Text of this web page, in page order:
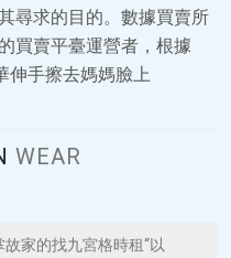
尋求的目的。數據買賣所
買賣平臺運營者，根據
伸手擦去媽媽臉上
WEAR
故家的找九宮格時租“以